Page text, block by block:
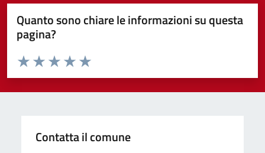
Quanto sono chiare le informazioni su questa
pagina?
Domanda
Valuta da 1 a 5 stelle la pagina
Valuta 5 stelle su 5
Valuta 4 stelle su 5
Valuta 3 stelle su 5
Valuta 2 stelle su 5
Valuta 1 stelle su 5
Contatta il comune